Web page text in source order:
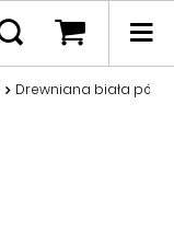
Drewniana biała